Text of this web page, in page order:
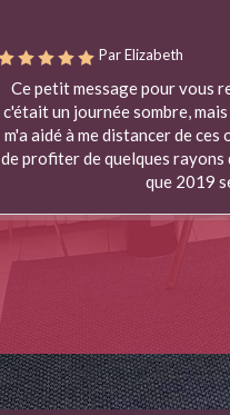
Par Elizabeth
Ce petit message pour vous
c'était un journée sombre,
m'a aidé à me distancer de
de profiter de quelques rayons
que 2019